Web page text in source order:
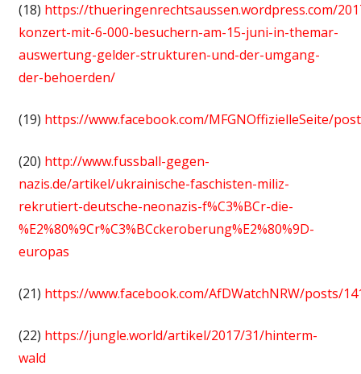
(18) https://thueringenrechtsaussen.wordpress.com/
konzert-mit-6-000-besuchern-am-15-juni-in-themar-
auswertung-gelder-strukturen-und-der-umgang-
der-behoerden/
(19) https://www.facebook.com/MFGNOffizielleSeite/
(20) http://www.fussball-gegen-
nazis.de/artikel/ukrainische-faschisten-miliz-
rekrutiert-deutsche-neonazis-f%C3%BCr-die-
%E2%80%9Cr%C3%BCckeroberung%E2%80%9D-
europas
(21) https://www.facebook.com/AfDWatchNRW/posts/
(22) https://jungle.world/artikel/2017/31/hinterm-
wald